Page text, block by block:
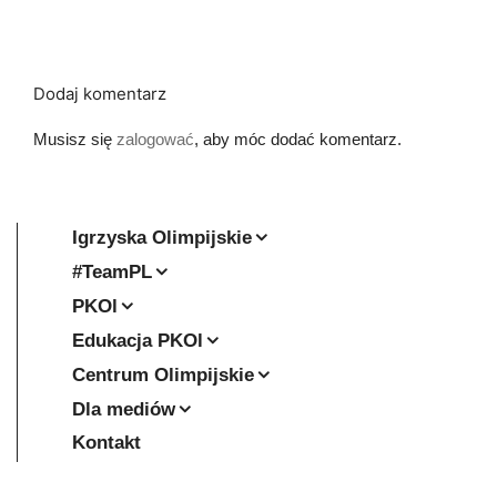
Dodaj komentarz
Musisz się zalogować, aby móc dodać komentarz.
Igrzyska Olimpijskie
#TeamPL
PKOl
Edukacja PKOl
Centrum Olimpijskie
Dla mediów
Kontakt